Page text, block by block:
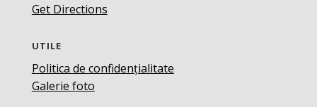
Get Directions
UTILE
Politica de confidențialitate
Galerie foto